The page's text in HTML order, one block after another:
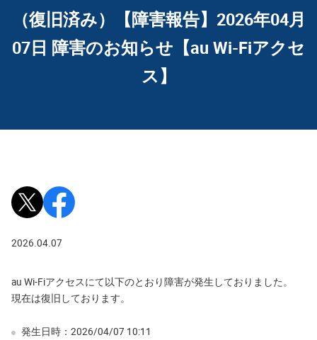
（復旧済み）【障害報告】2026年04月
07日 障害のお知らせ【au Wi-Fiアクセ
ス】
Xで投稿Facebookでシェア
2026.04.07
au Wi-Fiアクセスにて以下のとおり障害が発生しておりました。
現在は復旧しております。
発生日時：2026/04/07 10:11